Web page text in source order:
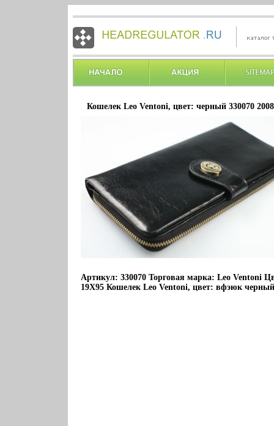
Кошелек Leo Ventoni, цвет: черный 330070
Артикул: 330070 Торговая марка: Leo Ventoni
19Х95 Кошелек Leo Ventoni, цвет: вфэюк черный